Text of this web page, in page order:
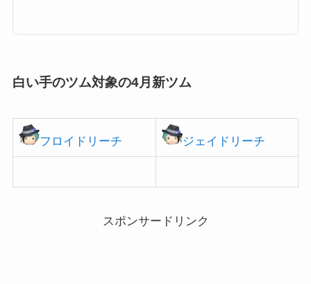
白い手のツム対象の4月新ツム
フロイドリーチ ジェイドリーチ
スポンサードリンク